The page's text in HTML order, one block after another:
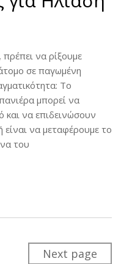
να ρίξουμε
σε παγωμένη
Το
μπορεί να
να επιδεινώσουν
να μεταφέρουμε το
του
Next page